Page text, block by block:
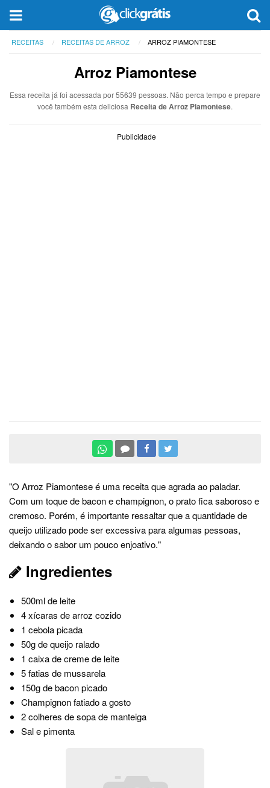
RECEITAS RECEITAS DE ARROZ ARROZ PIAMONTESE
Arroz Piamontese
Essa receita já foi acessada por 55639 pessoas. Não perca tempo e prepare
você também esta deliciosa Receita de Arroz Piamontese.
Publicidade
"O Arroz Piamontese é uma receita que agrada ao paladar.
Com um toque de bacon e champignon, o prato fica saboroso e
cremoso. Porém, é importante ressaltar que a quantidade de
queijo utilizado pode ser excessiva para algumas pessoas,
deixando o sabor um pouco enjoativo."
Ingredientes
500ml de leite
4 xícaras de arroz cozido
1 cebola picada
50g de queijo ralado
1 caixa de creme de leite
5 fatias de mussarela
150g de bacon picado
Champignon fatiado a gosto
2 colheres de sopa de manteiga
Sal e pimenta